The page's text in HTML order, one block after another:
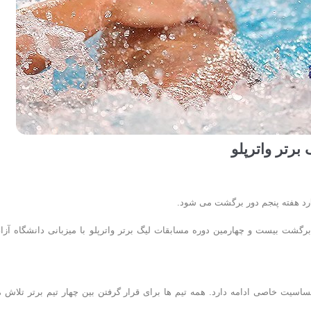
واترپلو
هفته پنجم دور برگشت می شود.
بیست و چهارمین دوره مسابقات لیگ برتر واترپلو با میزبانی دانشگاه
خاصی ادامه دارد. همه تیم ها برای قرار گرفتن بین چهار تیم برتر